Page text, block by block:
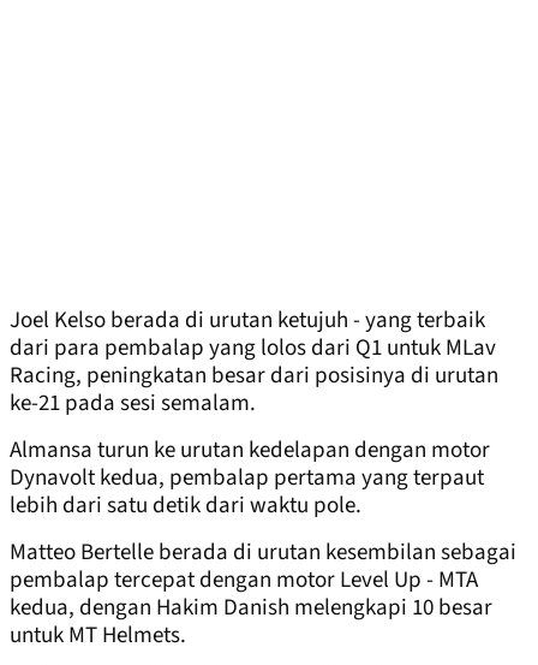
Joel Kelso berada di urutan ketujuh - yang terbaik
dari para pembalap yang lolos dari Q1 untuk MLav
Racing, peningkatan besar dari posisinya di urutan
ke-21 pada sesi semalam.
Almansa turun ke urutan kedelapan dengan motor
Dynavolt kedua, pembalap pertama yang terpaut
lebih dari satu detik dari waktu pole.
Matteo Bertelle berada di urutan kesembilan sebagai
pembalap tercepat dengan motor Level Up - MTA
kedua, dengan Hakim Danish melengkapi 10 besar
untuk MT Helmets.